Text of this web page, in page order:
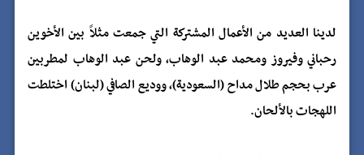
لدينا العديد من الأعمال المشتركة التي جمعت مثلاً بين الأخوين
رحباني وفيروز ومحمد عبد الوهاب، ولحن عبد الوهاب لمطربين
عرب بحجم طلال مداح (السعودية)، ووديع الصافي (لبنان) اختلطت
اللهجات بالألحان.